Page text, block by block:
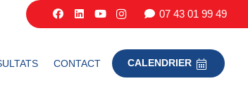
07 43 01 99 49
CONTACT CALENDRIER